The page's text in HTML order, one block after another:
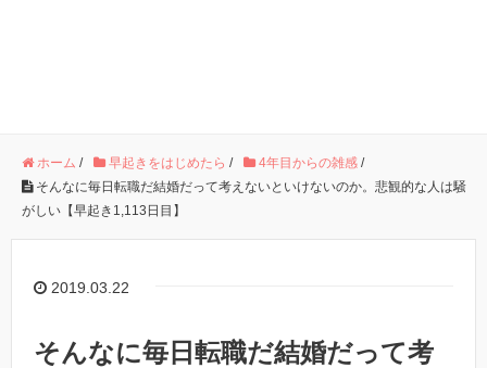
ホーム / 早起きをはじめたら / 4年目からの雑感 /
そんなに毎日転職だ結婚だって考えないといけないのか。悲観的な人は騒
がしい【早起き1,113日目】
2019.03.22
そんなに毎日転職だ結婚だって考